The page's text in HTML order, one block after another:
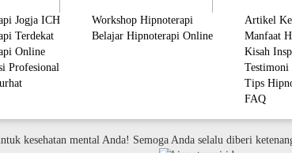
Jogja ICH
Terdekat
Online
Profesional
Workshop Hipnoterapi
Belajar Hipnoterapi Online
Artikel
Manfaat
Kisah
Testimoni
Tips
FAQ
kesehatan mental Anda! Semoga Anda selalu diberi